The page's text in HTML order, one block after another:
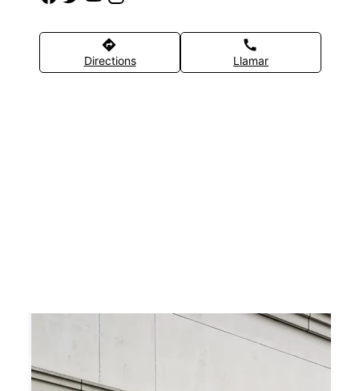
directions
Directions
call
Llamar